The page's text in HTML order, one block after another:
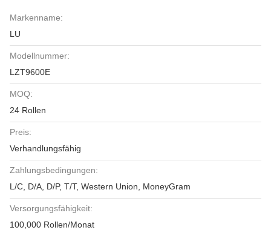
Markenname:
LU
Modellnummer:
LZT9600E
MOQ:
24 Rollen
Preis:
Verhandlungsfähig
Zahlungsbedingungen:
L/C, D/A, D/P, T/T, Western Union, MoneyGram
Versorgungsfähigkeit:
100,000 Rollen/Monat